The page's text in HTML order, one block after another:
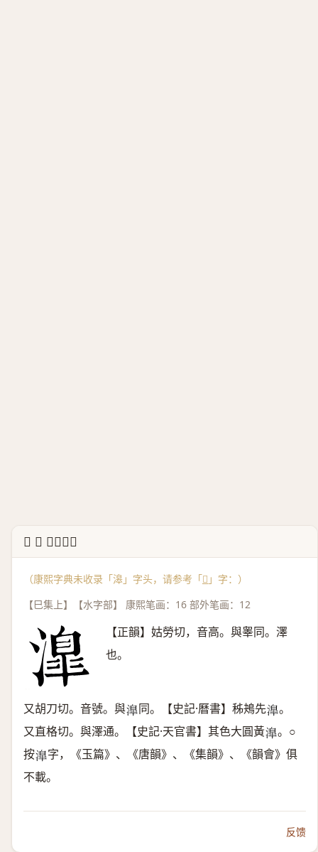
↳ 𣽎 康熙字典
（康熙字典未收录「滜」字头，请参考「𣽎 」字：）
【巳集上】【水字部】 康熙笔画：16 部外笔画：12
【正韻】姑勞切，音高。與睾同。澤
也。
又胡刀切。音號。與𣽎 同。【史記·曆書】秭鴂先𣽎 。
又直格切。與澤通。【史記·天官書】其色大圓黃𣽎 。○
按𣽎 字，《玉篇》、《唐韻》、《集韻》、《韻會》俱
不載。
反馈